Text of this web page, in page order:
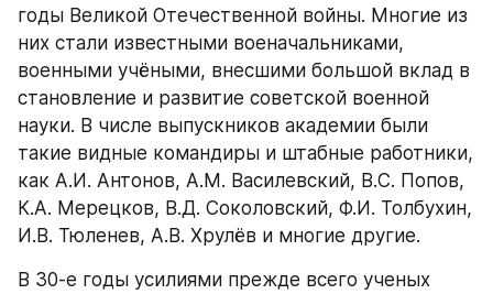
годы Великой Отечественной войны. Многие из
них стали известными военачальниками,
военными учёными, внесшими большой вклад в
становление и развитие советской военной
науки. В числе выпускников академии были
такие видные командиры и штабные работники,
как А.И. Антонов, А.М. Василевский, В.С. Попов,
К.А. Мерецков, В.Д. Соколовский, Ф.И. Толбухин,
И.В. Тюленев, А.В. Хрулёв и многие другие.
В 30-е годы усилиями прежде всего ученых